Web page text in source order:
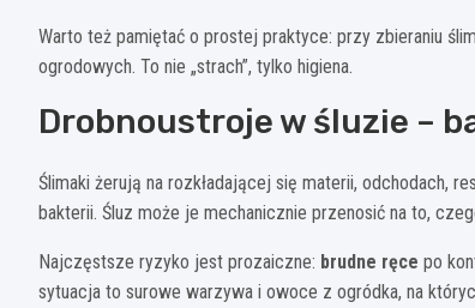
Warto też pamiętać o prostej praktyce: przy zbieraniu
ogrodowych. To nie „strach”, tylko higiena.
Drobnoustroje w śluzie –
Ślimaki żerują na rozkładającej się materii, odchodach,
bakterii. Śluz może je mechanicznie przenosić na to,
Najczęstsze ryzyko jest prozaiczne: brudne ręce po
sytuacja to surowe warzywa i owoce z ogródka, na